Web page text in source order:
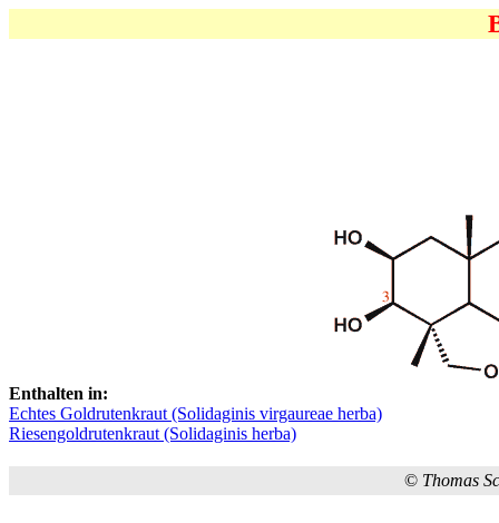
Enthalten in:
Echtes Goldrutenkraut (Solidaginis virgaureae herba)
Riesengoldrutenkraut (Solidaginis herba)
© Thomas